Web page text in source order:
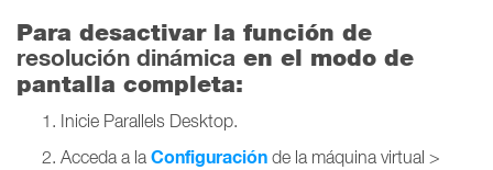
Para desactivar la función de
resolución dinámica en el modo de
pantalla completa:
Inicie Parallels Desktop.
Acceda a la Configuración de la máquina virtual >